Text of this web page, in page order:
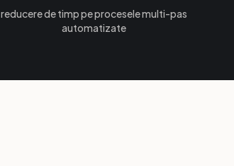
reducere de timp pe procesele multi-pas
automatizate